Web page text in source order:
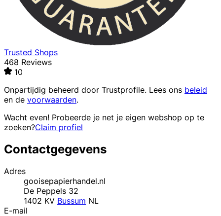
Trusted Shops
468 Reviews
10
Onpartijdig beheerd door Trustprofile. Lees ons beleid
en de voorwaarden.
Wacht even! Probeerde je net je eigen webshop op te
zoeken?Claim profiel
Contactgegevens
Adres
gooisepapierhandel.nl
De Peppels 32
1402 KV Bussum NL
E-mail